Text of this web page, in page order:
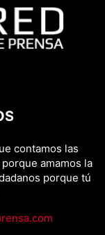
contamos las
amamos la
porque tú